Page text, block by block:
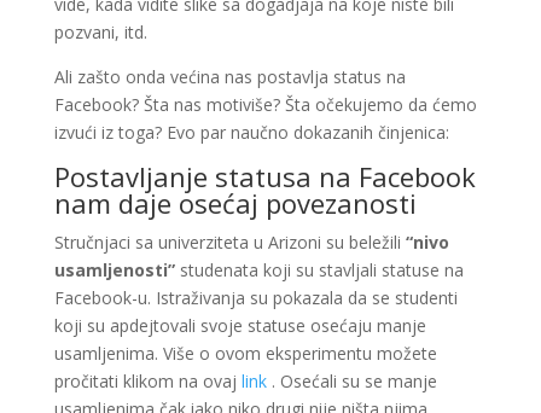
pozvani, itd.
Ali zašto onda većina nas postavlja status na
Facebook? Šta nas motiviše? Šta očekujemo da ćemo
izvući iz toga? Evo par naučno dokazanih činjenica:
Postavljanje statusa na Facebook
nam daje osećaj povezanosti
Stručnjaci sa univerziteta u Arizoni su beležili “nivo
usamljenosti” studenata koji su stavljali statuse na
Facebook-u. Istraživanja su pokazala da se studenti
koji su apdejtovali svoje statuse osećaju manje
usamljenima. Više o ovom eksperimentu možete
pročitati klikom na ovaj link. Osećali su se manje
usamljenima čak iako niko drugi nije ništa njima